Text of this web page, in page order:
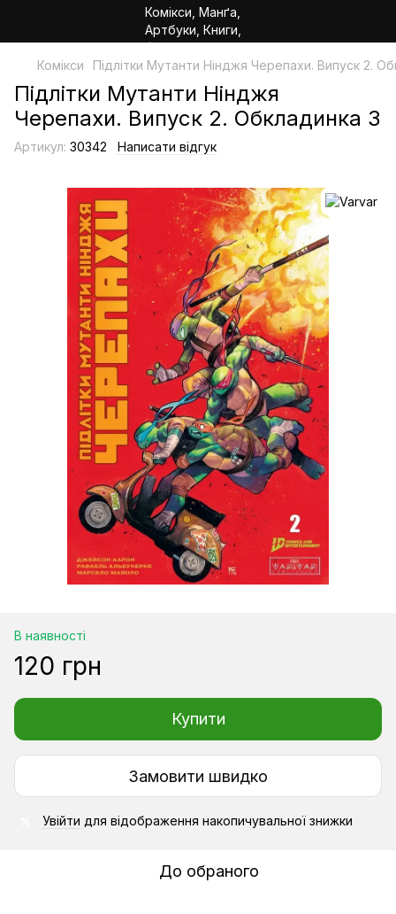
Комікси Підлітки Мутанти Нінджя Черепахи. Випуск 2.
Підлітки Мутанти Нінджя
Черепахи. Випуск 2. Обкладинка 3
Артикул: 30342 Написати відгук
В наявності
120 грн
Купити
Замовити швидко
Увійти для відображення накопичувальної знижки
До обраного